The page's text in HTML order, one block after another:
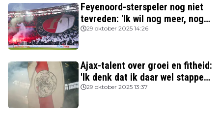
Feyenoord-sterspeler nog niet
tevreden: 'Ik wil nog meer, nog
beter spelen'
29 oktober 2025 14:26
Ajax-talent over groei en fitheid:
'Ik denk dat ik daar wel stappen
in heb gezet'
29 oktober 2025 13:37